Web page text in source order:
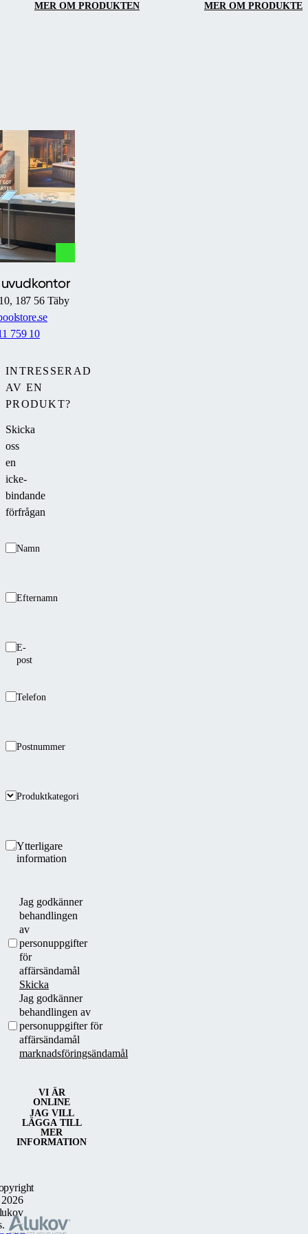
MER OM PRODUKTEN MER OM
INTRESSERAD
AV EN
PRODUKT?
Skicka
oss
en
icke-
bindande
förfrågan
Namn
Efternamn
E-
post
Telefon
Postnummer
Produktkategori
Ytterligare
information
Jag godkänner
behandlingen
av
personuppgifter
för
affärsändamål
Skicka
Jag godkänner
behandlingen av
personuppgifter för
affärsändamål
marknadsföringsändamål
JAG VILL
LÄGGA TILL
MER
INFORMATION
VI ÄR
ONLINE
187 56 Täby
759 10